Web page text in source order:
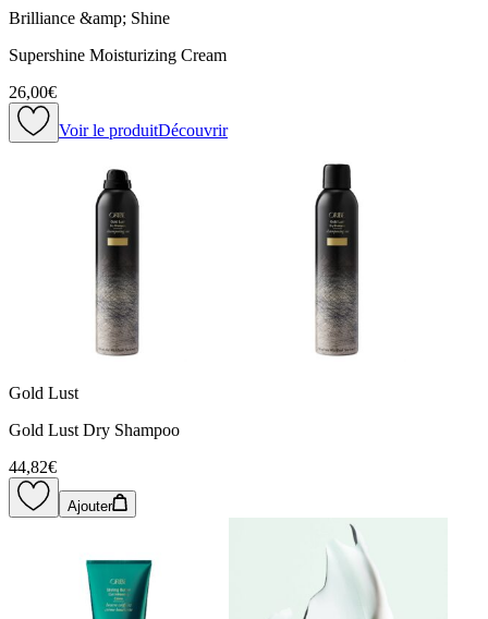
Brilliance &amp; Shine
Supershine Moisturizing Cream
26,00€
Voir le produitDécouvrir
Gold Lust
Gold Lust Dry Shampoo
44,82€
Ajouter